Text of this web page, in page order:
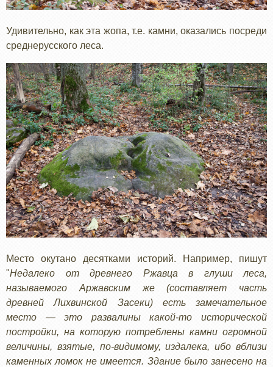
Удивительно, как эта жопа, т.е. камни, оказались посреди
среднерусского леса.
Место окутано десятками историй. Например, пишут
"Недалеко от древнего Ржавца в глуши леса,
называемого Аржавским же (составляет часть
древней Лихвинской Засеки) есть замечательное
место — это развалины какой-то исторической
постройки, на которую потреблены камни огромной
величины, взятые, по-видимому, издалека, ибо вблизи
каменных ломок не имеется. Здание было занесено на